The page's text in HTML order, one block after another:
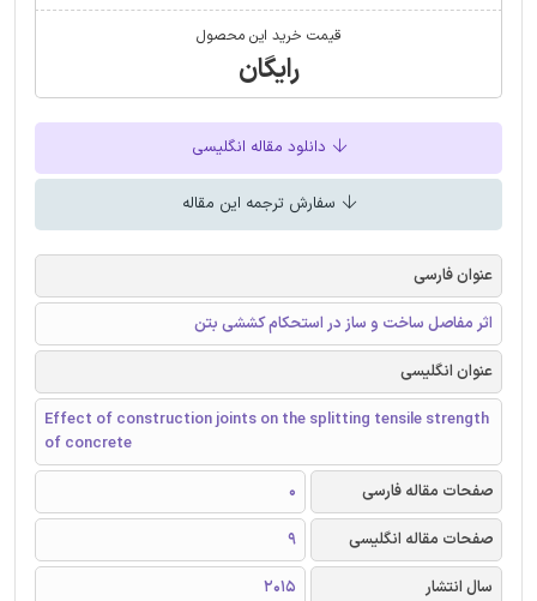
قیمت خرید این محصول
رایگان
دانلود مقاله انگلیسی
سفارش ترجمه این مقاله
عنوان فارسی
اثر مفاصل ساخت و ساز در استحکام کششی بتن
عنوان انگلیسی
Effect of construction joints on the splitting tensile strength
of concrete
صفحات مقاله فارسی
0
صفحات مقاله انگلیسی
9
سال انتشار
2015